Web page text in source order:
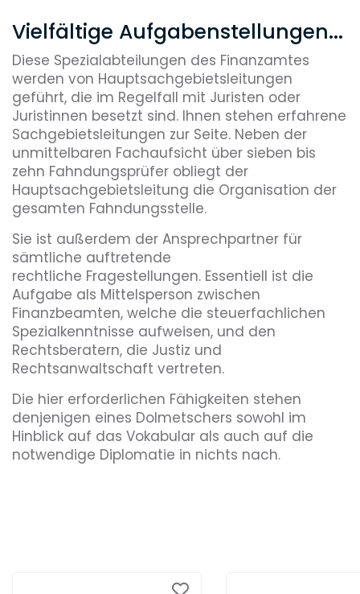
Vielfältige Aufgabenstellungen...
Diese Spezialabteilungen des Finanzamtes
werden von Hauptsachgebietsleitungen
geführt, die im Regelfall mit Juristen oder
Juristinnen besetzt sind. Ihnen stehen erfahrene
Sachgebietsleitungen zur Seite. Neben der
unmittelbaren Fachaufsicht über sieben bis
zehn Fahndungsprüfer obliegt der
Hauptsachgebietsleitung die Organisation der
gesamten Fahndungsstelle.
Sie ist außerdem der Ansprechpartner für
sämtliche auftretende
rechtliche Fragestellungen. Essentiell ist die
Aufgabe als Mittelsperson zwischen
Finanzbeamten, welche die steuerfachlichen
Spezialkenntnisse aufweisen, und den
Rechtsberatern, die Justiz und
Rechtsanwaltschaft vertreten.
Die hier erforderlichen Fähigkeiten stehen
denjenigen eines Dolmetschers sowohl im
Hinblick auf das Vokabular als auch auf die
notwendige Diplomatie in nichts nach.